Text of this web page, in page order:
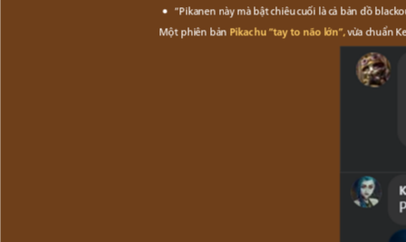
“Pikanen này mà bật chiêu cuối là cả bản đồ
Một phiên bản Pikachu “tay to não lớn”,vừa chuẩn